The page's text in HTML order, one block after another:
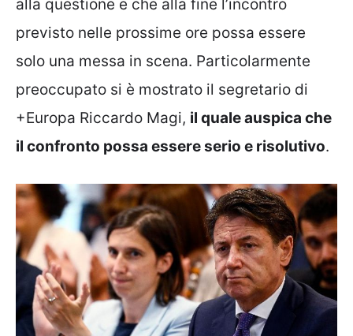
alla questione e che alla fine l’incontro
previsto nelle prossime ore possa essere
solo una messa in scena. Particolarmente
preoccupato si è mostrato il segretario di
+Europa Riccardo Magi, il quale auspica che
il confronto possa essere serio e risolutivo.